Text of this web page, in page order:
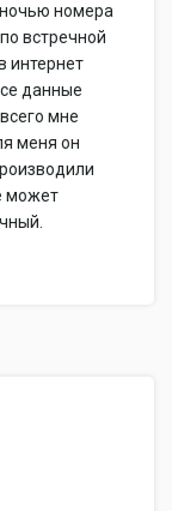
номера
встречной
интернет
данные
мне
меня он
может